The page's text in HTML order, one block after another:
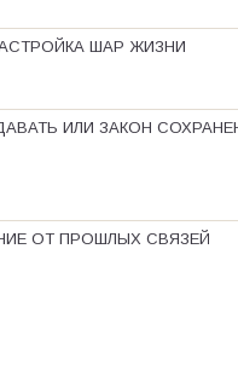
ШАР ЖИЗНИ
ИЛИ ЗАКОН
ОТ ПРОШЛЫХ СВЯЗЕЙ